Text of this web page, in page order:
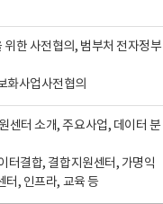
한 사전협의, 범부처 전자정부
화사업사전협의
센터 소개, 주요사업, 데이터 분
터결합, 결합지원센터, 가명익
터, 인프라, 교육 등